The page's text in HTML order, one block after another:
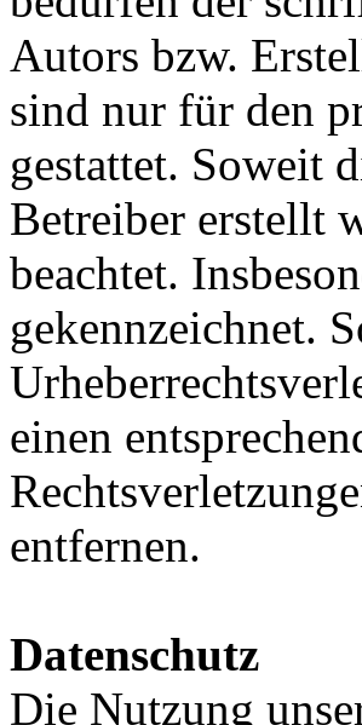
Autors bzw.
sind nur für den
gestattet. Soweit
Betreiber erstellt
beachtet.
gekennzeichnet.
einen
entfernen.
Datenschutz
Die Nutzung